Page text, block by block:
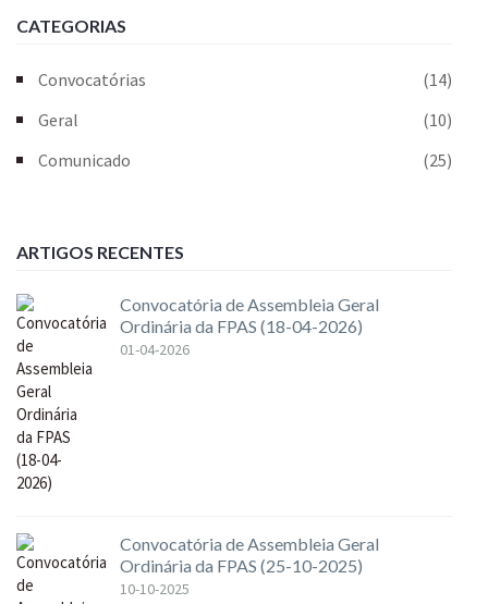
CATEGORIAS
Convocatórias
(14)
Geral
(10)
Comunicado
(25)
ARTIGOS RECENTES
Convocatória de Assembleia Geral
Ordinária da FPAS (18-04-2026)
01-04-2026
Convocatória de Assembleia Geral
Ordinária da FPAS (25-10-2025)
10-10-2025